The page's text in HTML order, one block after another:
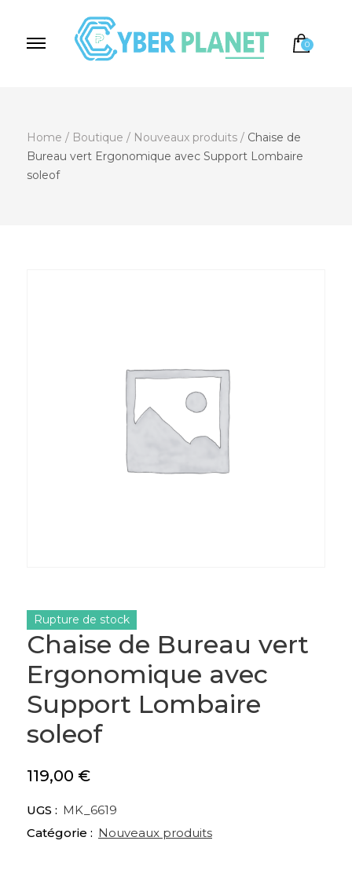
0
Home / Boutique / Nouveaux produits / Chaise de
Bureau vert Ergonomique avec Support Lombaire
soleof
Chaise de Bureau vert
Ergonomique avec
Support Lombaire
soleof
119,00 €
Rupture de stock
UGS : MK_6619
Catégorie : Nouveaux produits